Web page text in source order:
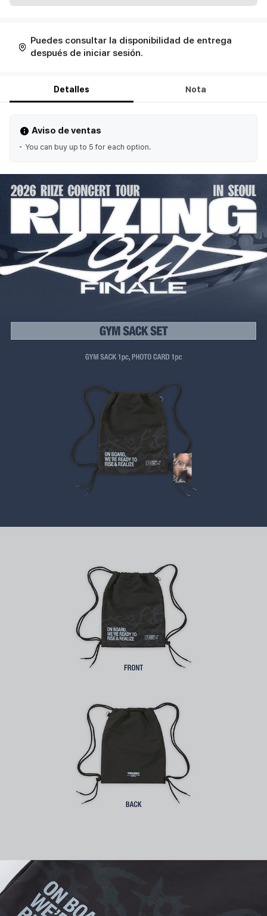
Puedes consultar la disponibilidad de entrega
después de iniciar sesión.
Detalles Nota
Aviso de ventas
You can buy up to 5 for each option.